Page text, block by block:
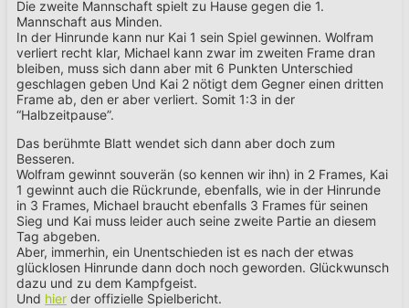
Die zweite Mannschaft spielt zu Hause gegen die 1.
Mannschaft aus Minden.
In der Hinrunde kann nur Kai 1 sein Spiel gewinnen. Wolfram
verliert recht klar, Michael kann zwar im zweiten Frame dran
bleiben, muss sich dann aber mit 6 Punkten Unterschied
geschlagen geben Und Kai 2 nötigt dem Gegner einen dritten
Frame ab, den er aber verliert. Somit 1:3 in der
“Halbzeitpause”.
Das berühmte Blatt wendet sich dann aber doch zum
Besseren.
Wolfram gewinnt souverän (so kennen wir ihn) in 2 Frames, Kai
1 gewinnt auch die Rückrunde, ebenfalls, wie in der Hinrunde
in 3 Frames, Michael braucht ebenfalls 3 Frames für seinen
Sieg und Kai muss leider auch seine zweite Partie an diesem
Tag abgeben.
Aber, immerhin, ein Unentschieden ist es nach der etwas
glücklosen Hinrunde dann doch noch geworden. Glückwunsch
dazu und zu dem Kampfgeist.
Und hier der offizielle Spielbericht.